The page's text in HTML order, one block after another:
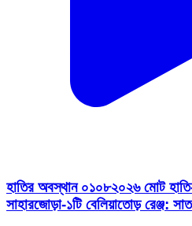
হাতির অবস্থান ০১০৮২০২৬ মোট
সাহারজোড়া-১টি বেলিয়াতোড় রেঞ্জ: